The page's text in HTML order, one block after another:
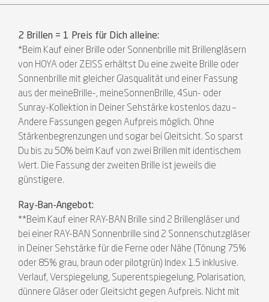
2 Brillen = 1 Preis für Dich alleine:
*Beim Kauf einer Brille oder Sonnenbrille mit Brillengläsern
von HOYA oder ZEISS erhältst Du eine zweite Brille oder
Sonnenbrille mit gleicher Glasqualität und einer Fassung
aus der meineBrille-, meineSonnenBrille, 4Sun- oder
Sunray-Kollektion in Deiner Sehstärke kostenlos dazu –
Andere Fassungen gegen Aufpreis möglich. Ohne
Stärkenbegrenzungen und sogar bei Gleitsicht. So sparst
Du bis zu 50% beim Kauf von zwei Brillen mit identischem
Wert. Die Fassung der zweiten Brille ist jeweils die
günstigere.
Ray-Ban-Angebot:
**Beim Kauf einer RAY-BAN Brille sind 2 Brillengläser und
bei einer RAY-BAN Sonnenbrille sind 2 Sonnenschutzgläser
in Deiner Sehstärke für die Ferne oder Nähe (Tönung 75%
oder 85% grau, braun oder pilotgrün) Index 1.5 inklusive.
Verlauf, Verspiegelung, Superentspiegelung, Polarisation,
dünnere Gläser oder Gleitsicht gegen Aufpreis. Nicht mit